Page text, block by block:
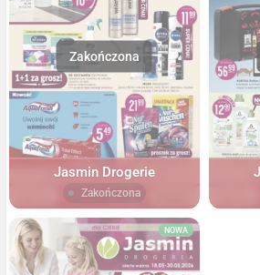
Jasmin Drogerie
Zakończona
NOWA